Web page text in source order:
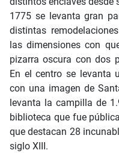
1775 se levanta gran
distintas
las dimensiones con
pizarra oscura con dos
En el centro se levanta
con una imagen de
levanta la campilla de
biblioteca que fue
que destacan 28
siglo XIII.